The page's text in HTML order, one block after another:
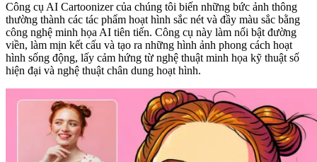
Công cụ AI Cartoonizer của chúng tôi biến những bức ảnh thông
thường thành các tác phẩm hoạt hình sắc nét và đầy màu sắc bằng
công nghệ minh họa AI tiên tiến. Công cụ này làm nổi bật đường
viền, làm mịn kết cấu và tạo ra những hình ảnh phong cách hoạt
hình sống động, lấy cảm hứng từ nghệ thuật minh họa kỹ thuật số
hiện đại và nghệ thuật chân dung hoạt hình.